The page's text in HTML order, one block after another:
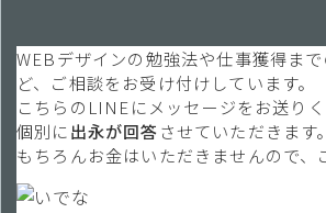
WEBデザインの勉強法や仕事獲得ま
ど、ご相談をお受け付けしています。
こちらのLINEにメッセージをお送りく
個別に出永が回答させていただきます。
もちろんお金はいただきませんので、